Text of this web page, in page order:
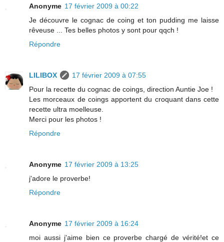
Anonyme 17 février 2009 à 00:22
Je découvre le cognac de coing et ton pudding me laisse
rêveuse ... Tes belles photos y sont pour qqch !
Répondre
LILIBOX
17 février 2009 à 07:55
Pour la recette du cognac de coings, direction Auntie Joe !
Les morceaux de coings apportent du croquant dans cette
recette ultra moelleuse.
Merci pour les photos !
Répondre
Anonyme 17 février 2009 à 13:25
j'adore le proverbe!
Répondre
Anonyme 17 février 2009 à 16:24
moi aussi j'aime bien ce proverbe chargé de vérité!et ce